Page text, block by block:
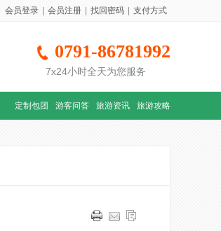
会员登录 会员注册 找回密码 支付方式
0791-86781992
7x24小时全天为您服务
定制包团 游客问答 旅游资讯 旅游攻略